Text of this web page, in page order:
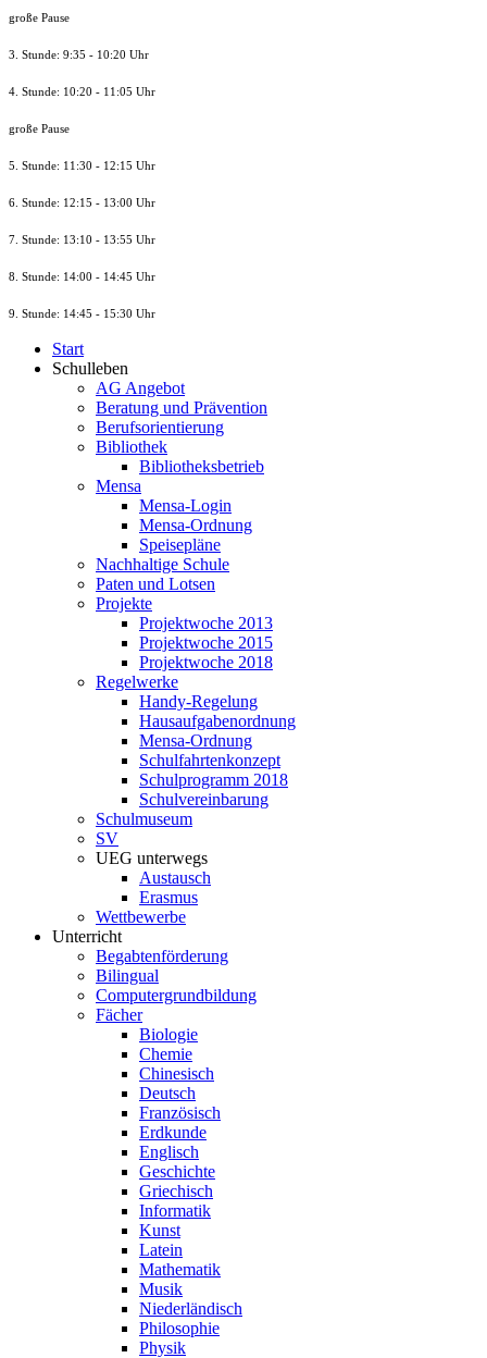
große Pause
3. Stunde: 9:35 - 10:20 Uhr
4. Stunde: 10:20 - 11:05 Uhr
große Pause
5. Stunde: 11:30 - 12:15 Uhr
6. Stunde: 12:15 - 13:00 Uhr
7. Stunde: 13:10 - 13:55 Uhr
8. Stunde: 14:00 - 14:45 Uhr
9. Stunde: 14:45 - 15:30 Uhr
Start
Schulleben
AG Angebot
Beratung und Prävention
Berufsorientierung
Bibliothek
Bibliotheksbetrieb
Mensa
Mensa-Login
Mensa-Ordnung
Speisepläne
Nachhaltige Schule
Paten und Lotsen
Projekte
Projektwoche 2013
Projektwoche 2015
Projektwoche 2018
Regelwerke
Handy-Regelung
Hausaufgabenordnung
Mensa-Ordnung
Schulfahrtenkonzept
Schulprogramm 2018
Schulvereinbarung
Schulmuseum
SV
UEG unterwegs
Austausch
Erasmus
Wettbewerbe
Unterricht
Begabtenförderung
Bilingual
Computergrundbildung
Fächer
Biologie
Chemie
Chinesisch
Deutsch
Französisch
Erdkunde
Englisch
Geschichte
Griechisch
Informatik
Kunst
Latein
Mathematik
Musik
Niederländisch
Philosophie
Physik